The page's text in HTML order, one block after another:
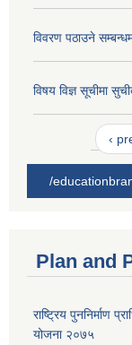
विवरण पठाउने
विषय विज्ञ सूचीमा
‹
/
Plan and
राष्ट्रिय पुननिर्माण
योजना २०७५